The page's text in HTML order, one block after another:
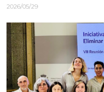
2026/05/29